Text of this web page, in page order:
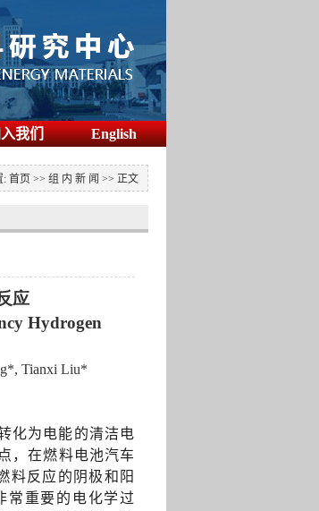
我们 English
: 首页 >> 组 内 新 闻 >> 正文
应
Hydrogen
, Tianxi Liu*
化为电能的清洁电
，在燃料电池汽车
料反应的阴极和阳
常重要的电化学过